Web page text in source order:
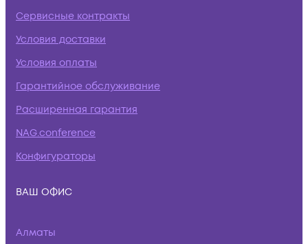
Сервисные контракты
Условия доставки
Условия оплаты
Гарантийное обслуживание
Расширенная гарантия
NAG.conference
Конфигураторы
ВАШ ОФИС
Алматы